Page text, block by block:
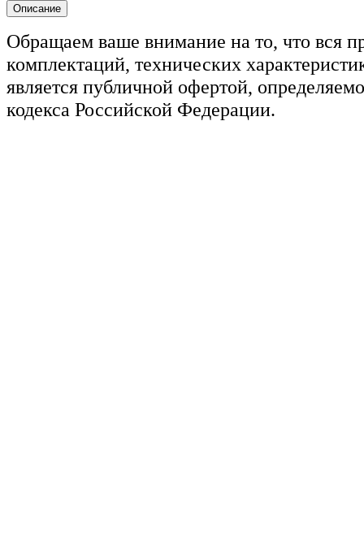
Обращаем ваше внимание на то, что вся
комплектаций, технических
является публичной офертой,
кодекса Российской Федерации.